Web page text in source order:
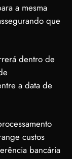
a mesma
que
dentro de
a data de
custos
bancária